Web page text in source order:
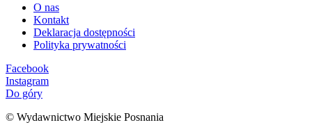
O nas
Kontakt
Deklaracja dostępności
Polityka prywatności
Facebook
Instagram
Do góry
© Wydawnictwo Miejskie Posnania